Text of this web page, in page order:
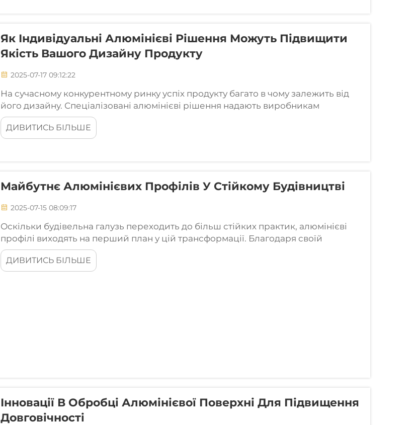
Як Індивідуальні Алюмінієві Рішення Можуть Підвищити
Якість Вашого Дизайну Продукту
2025-07-17 09:12:22
На сучасному конкурентному ринку успіх продукту багато в чому залежить від
його дизайну. Спеціалізовані алюмінієві рішення надають виробникам
унікальну можливість покращити дизайн своїх продуктів, забезпечуючи як
естетичний вигляд, так і функціональні переваги. Цей блог розповість...
ДИВИТИСЬ БІЛЬШЕ
Майбутнє Алюмінієвих Профілів У Стійкому Будівництві
2025-07-15 08:09:17
Оскільки будівельна галузь переходить до більш стійких практик, алюмінієві
профілі виходять на перший план у цій трансформації. Благодаря своїй
легкості, міцності та можливості переробки, алюмінієві профілі мають безліч
переваг, які...
ДИВИТИСЬ БІЛЬШЕ
Інновації В Обробці Алюмінієвої Поверхні Для Підвищення
Довговічності